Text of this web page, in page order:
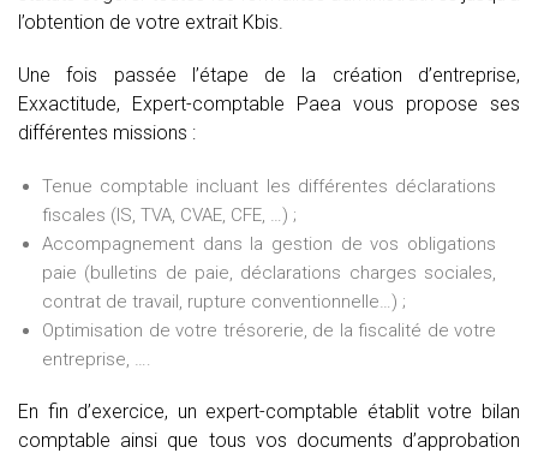
l’obtention de votre extrait Kbis.
Une fois passée l’étape de la création d’entreprise,
Exxactitude, Expert-comptable Paea vous propose ses
différentes missions :
Tenue comptable incluant les différentes déclarations
fiscales (IS, TVA, CVAE, CFE, …) ;
Accompagnement dans la gestion de vos obligations
paie (bulletins de paie, déclarations charges sociales,
contrat de travail, rupture conventionnelle…) ;
Optimisation de votre trésorerie, de la fiscalité de votre
entreprise, ….
En fin d’exercice, un expert-comptable établit votre bilan
comptable ainsi que tous vos documents d’approbation